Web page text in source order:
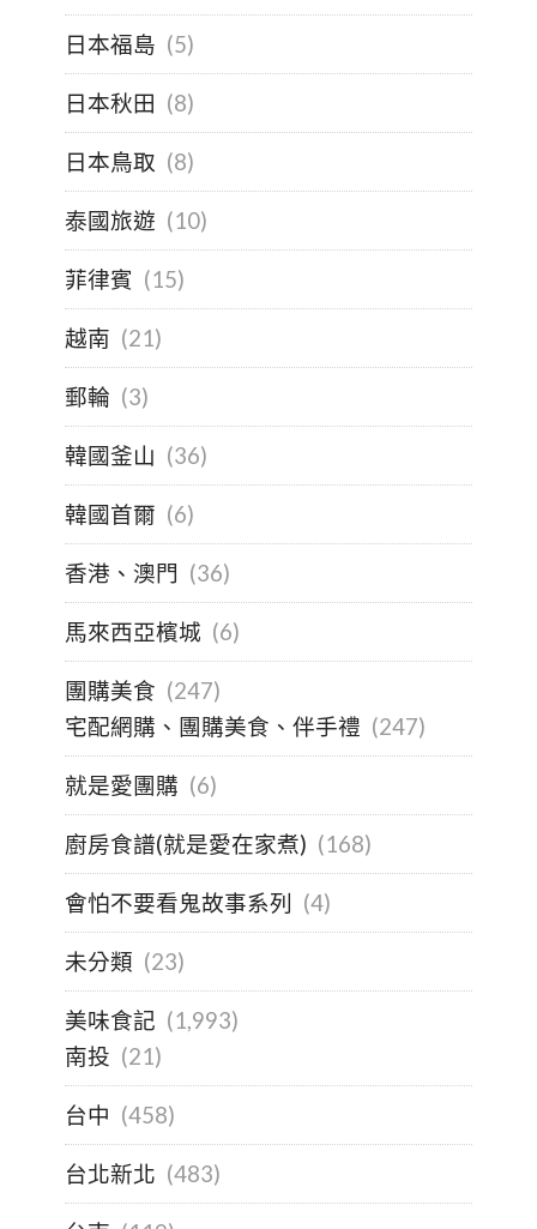
日本福島 (5)
日本秋田 (8)
日本鳥取 (8)
泰國旅遊 (10)
菲律賓 (15)
越南 (21)
郵輪 (3)
韓國釜山 (36)
韓國首爾 (6)
香港、澳門 (36)
馬來西亞檳城 (6)
團購美食 (247)
宅配網購、團購美食、伴手禮 (247)
就是愛團購 (6)
廚房食譜(就是愛在家煮) (168)
會怕不要看鬼故事系列 (4)
未分類 (23)
美味食記 (1,993)
南投 (21)
台中 (458)
台北新北 (483)